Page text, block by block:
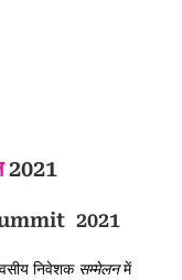
2021
2021
निवेशक सम्मेलनमें